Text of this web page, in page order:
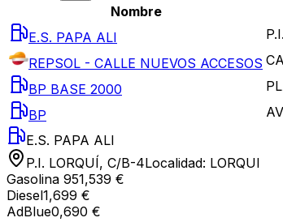
Nombre
E.S. PAPA ALI
REPSOL - CALLE NUEVOS ACCESOS
BP BASE 2000
BP
E.S. PAPA ALI
P.I. LORQUÍ, C/B-4Localidad: LORQUI
Gasolina 951,539 €
Diesel1,699 €
AdBlue0,690 €